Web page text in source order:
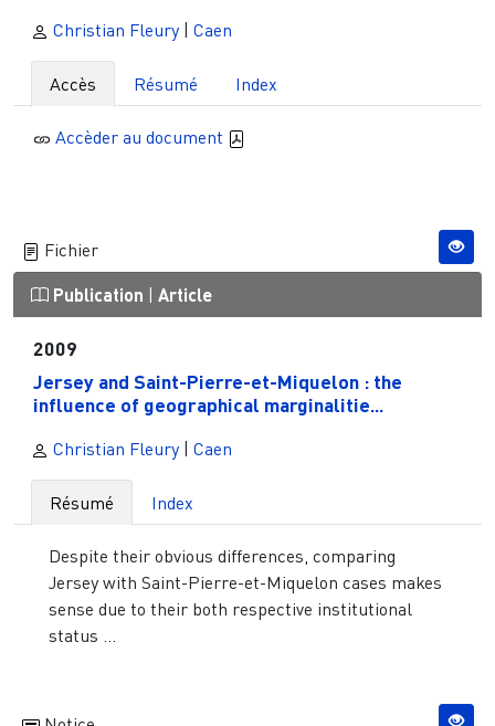
Christian Fleury Caen
Accès Résumé Index
Accèder au document
Fichier
Publication Article
2009
Jersey and Saint-Pierre-et-Miquelon : the
influence of geographical marginalitie...
Christian Fleury | Caen
Résumé Index
Despite their obvious differences, comparing
Jersey with Saint-Pierre-et-Miquelon cases makes
sense due to their both respective institutional
status ...